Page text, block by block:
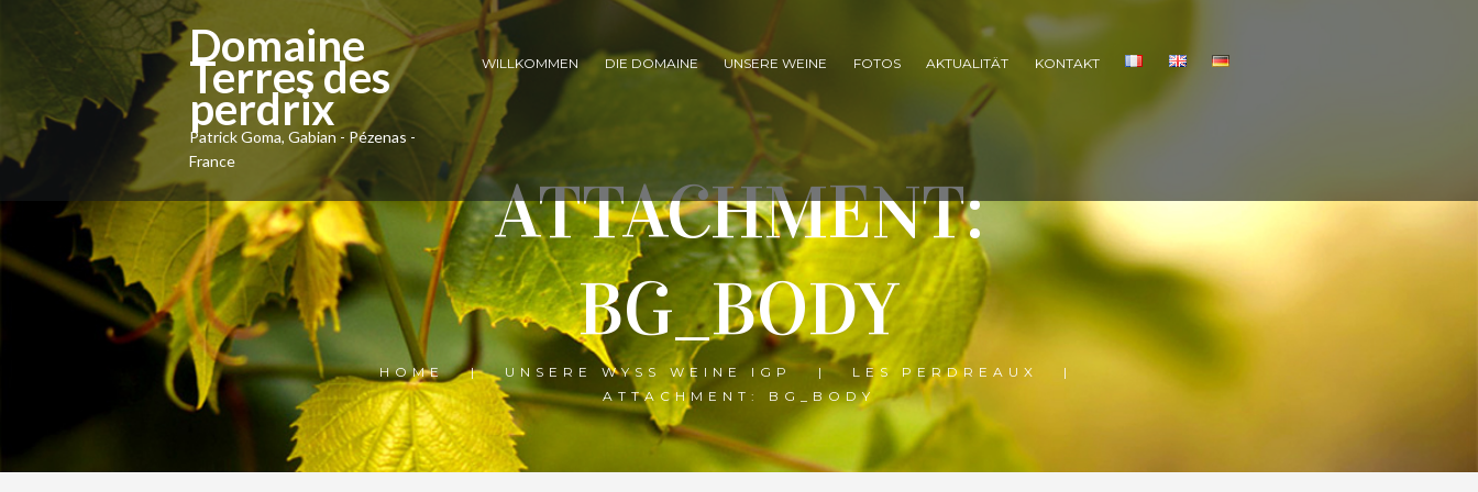
Domaine
Terres des
perdrix
Patrick Goma, Gabian - Pézenas -
France
WILLKOMMEN DIE DOMAINE UNSERE WEINE FOTOS AKTUALITÄT KONTAKT
ATTACHMENT:
BG_BODY
HOME UNSERE WYSS WEINE IGP
LES PERDREAUX
ATTACHMENT: BG_BODY